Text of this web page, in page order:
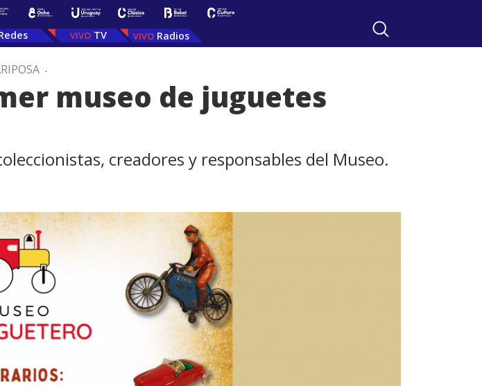
TV Radios
.
museo de juguetes
creadores y responsables del Museo.